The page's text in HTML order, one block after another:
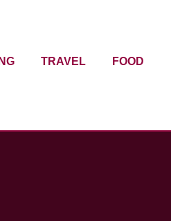
TRAVEL FOOD